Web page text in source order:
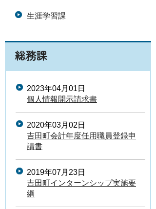
生涯学習課
総務課
2023年04月01日
個人情報開示請求書
2020年03月02日
吉田町会計年度任用職員登録申
請書
2019年07月23日
吉田町インターンシップ実施要
綱